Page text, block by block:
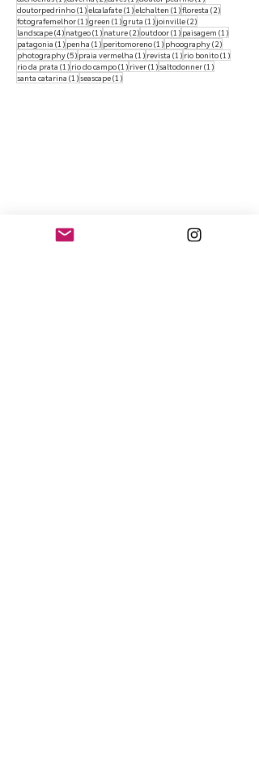
Lightroom(1)1 post
argentina(1)1 post
beneditonovo(1)1 post
buraco do padre(2)2 posts
cachoeira(1)1 post
cachoeira do paulista(1)1 post
cachoeiras(1)1 post
caverna(2)2 posts
caves(1)1 post
doutor pedrino(1)1 post
doutorpedrinho(1)1 post
elcalafate(1)1 post
elchalten(1)1 post
floresta(2)2 posts
fotografemelhor (1)1 post
green(1)1 post
gruta (1)1 post
joinville(2)2 posts
landscape(4)4 posts
natgeo(1)1 post
nature(2)2 posts
outdoor(1)1 post
paisagem(1)1 post
patagonia(1)1 post
penha(1)1 post
peritomoreno(1)1 post
phoography(2)
photography(5)5 posts
praia vermelha